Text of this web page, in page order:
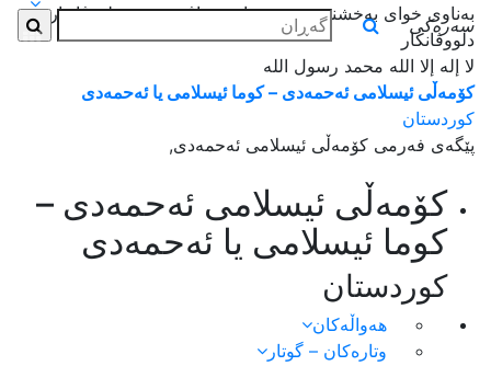
بەناوی خوای بەخشندەی میهرەبان _ بناڤێ خودێ دلووڤاندارێ
دلووڤانکار
لا إله إلا الله محمد رسول الله
کۆمەڵی ئیسلامی ئەحمەدی – کوما ئیسلامی یا ئەحمەدی
کوردستان
پێگەی فەرمی کۆمەڵی ئیسلامی ئەحمەدی,
سەرەکی
کۆمەڵی ئیسلامی ئەحمەدی –
کوما ئیسلامی یا ئەحمەدی
کوردستان
هەواڵەكان
وتارەکان – گوتار